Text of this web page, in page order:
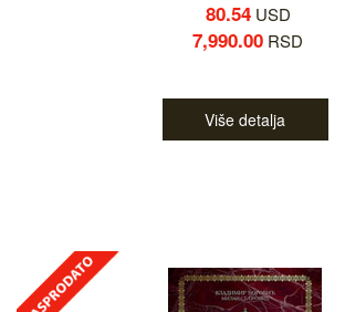
80.54USD
7,990.00 RSD
Više detalja